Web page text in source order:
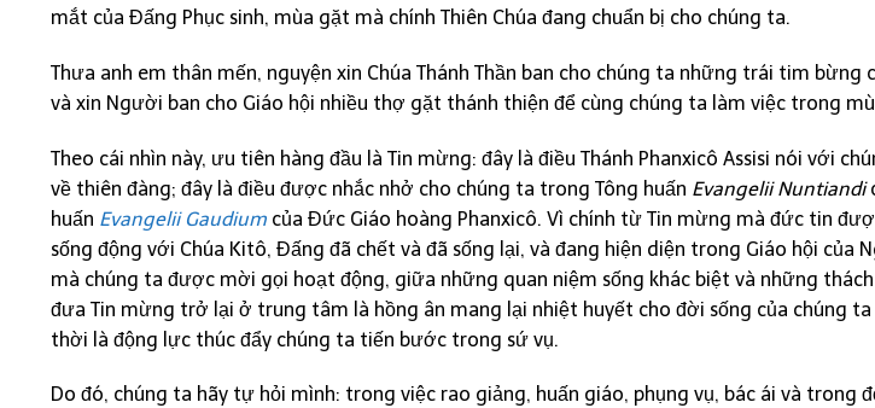
mắt của Đấng Phục sinh, mùa gặt mà chính Thiên Chúa đang chuẩn bị cho chúng ta.
Thưa anh em thân mến, nguyện xin Chúa Thánh Thần ban cho chúng ta những trái tim bừng
và xin Người ban cho Giáo hội nhiều thợ gặt thánh thiện để cùng chúng ta làm việc trong
Theo cái nhìn này, ưu tiên hàng đầu là Tin mừng: đây là điều Thánh Phanxicô Assisi nói với
về thiên đàng; đây là điều được nhắc nhở cho chúng ta trong Tông huấn Evangelii Nuntiandi
huấn Evangelii Gaudium của Đức Giáo hoàng Phanxicô. Vì chính từ Tin mừng mà đức tin
sống động với Chúa Kitô, Đấng đã chết và đã sống lại, và đang hiện diện trong Giáo hội của
mà chúng ta được mời gọi hoạt động, giữa những quan niệm sống khác biệt và những
đưa Tin mừng trở lại ở trung tâm là hồng ân mang lại nhiệt huyết cho đời sống của chúng
thời là động lực thúc đẩy chúng ta tiến bước trong sứ vụ.
Do đó, chúng ta hãy tự hỏi mình: trong việc rao giảng, huấn giáo, phụng vụ, bác ái và trong